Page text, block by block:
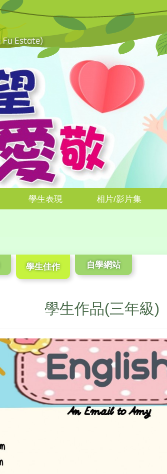
學生表現 相片/影片集
學生佳作 自學網站
學生作品(三年級)